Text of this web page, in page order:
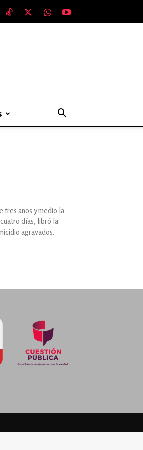
tres años y medio la
días, libró la
agravados.